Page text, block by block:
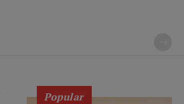
Popular